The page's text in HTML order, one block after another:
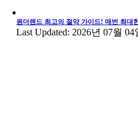
원더랜드 최고의 절약 가이드! 매번 최대
Last Updated: 2026년 07월 04